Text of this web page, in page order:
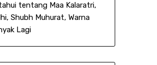
tentang Maa Kalaratri,
Shubh Muhurat, Warna
Lagi